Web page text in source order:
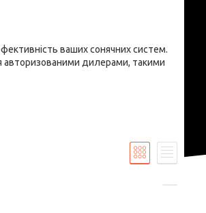
ваших сонячних систем.
авторизованими дилерами, такими